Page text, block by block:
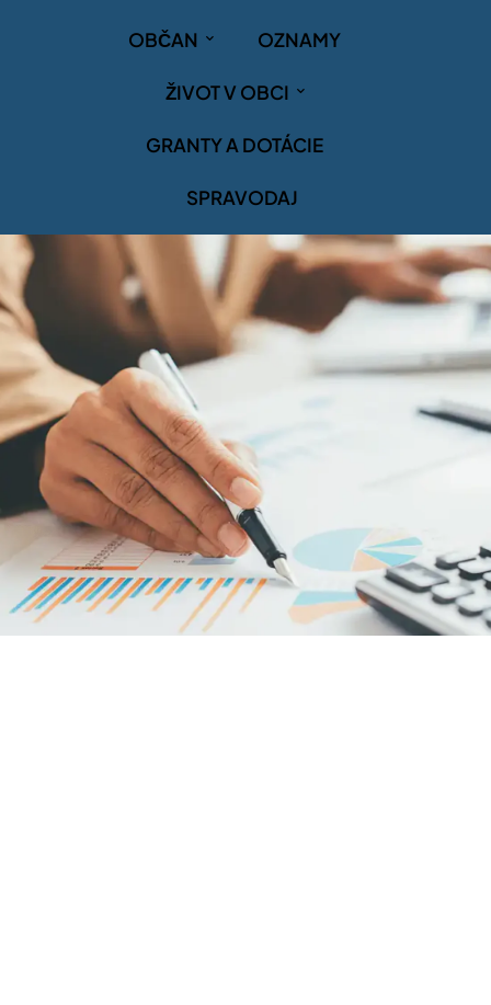
OBČAN OZNAMY
ŽIVOT V OBCI
GRANTY A DOTÁCIE
SPRAVODAJ